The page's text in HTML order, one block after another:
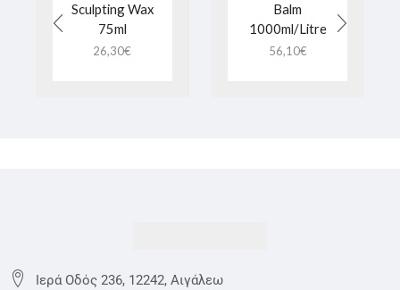
Sculpting Wax
75ml
26,30€
Balm
1000ml/Litre
56,10€
Ιερά Οδός 236, 12242, Αιγάλεω